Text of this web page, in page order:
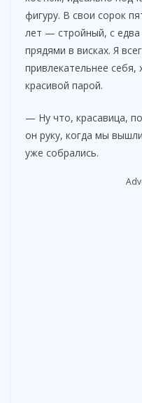
фигуру. В свои сорок
лет — стройный, с
прядями в висках. Я
привлекательнее себя,
красивой парой.
— Ну что, красавица,
он руку, когда мы
уже собрались.